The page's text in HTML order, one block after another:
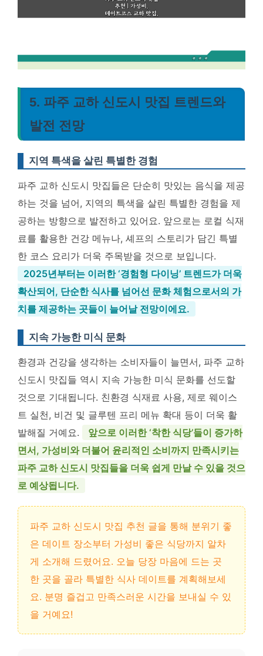
5. 파주 교하 신도시 맛집 트렌드와
발전 전망
지역 특색을 살린 특별한 경험
파주 교하 신도시 맛집들은 단순히 맛있는 음식을 제공
하는 것을 넘어, 지역의 특색을 살린 특별한 경험을 제
공하는 방향으로 발전하고 있어요. 앞으로는 로컬 식재
료를 활용한 건강 메뉴나, 셰프의 스토리가 담긴 특별
한 코스 요리가 더욱 주목받을 것으로 보입니다.
2025년부터는 이러한 ‘경험형 다이닝’ 트렌드가 더욱
확산되어, 단순한 식사를 넘어선 문화 체험으로서의 가
치를 제공하는 곳들이 늘어날 전망이에요.
지속 가능한 미식 문화
환경과 건강을 생각하는 소비자들이 늘면서, 파주 교하
신도시 맛집들 역시 지속 가능한 미식 문화를 선도할
것으로 기대됩니다. 친환경 식재료 사용, 제로 웨이스
트 실천, 비건 및 글루텐 프리 메뉴 확대 등이 더욱 활
발해질 거예요.
앞으로 이러한 ‘착한 식당’들이 증가하
면서, 가성비와 더불어 윤리적인 소비까지 만족시키는
파주 교하 신도시 맛집들을 더욱 쉽게 만날 수 있을 것으
로 예상됩니다.
파주 교하 신도시 맛집 추천 글을 통해 분위기 좋
은 데이트 장소부터 가성비 좋은 식당까지 알차
게 소개해 드렸어요. 오늘 당장 마음에 드는 곳
한 곳을 골라 특별한 식사 데이트를 계획해보세
요. 분명 즐겁고 만족스러운 시간을 보내실 수 있
을 거예요!